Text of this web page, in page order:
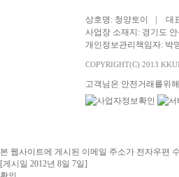
상호명: 청양토이 대
사업장 소재지: 경기도
개인정보관리책임자: 박
COPYRIGHT(C) 2013
고객님은 안전거래를위
본 웹사이트에 게시된 이메일 주소가 전자우편
[게시일 2012년 8일 7일]